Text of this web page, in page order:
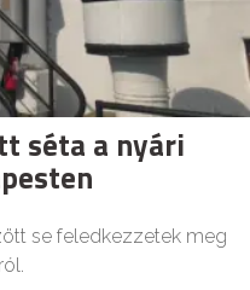
séta a nyári
se feledkezzetek meg